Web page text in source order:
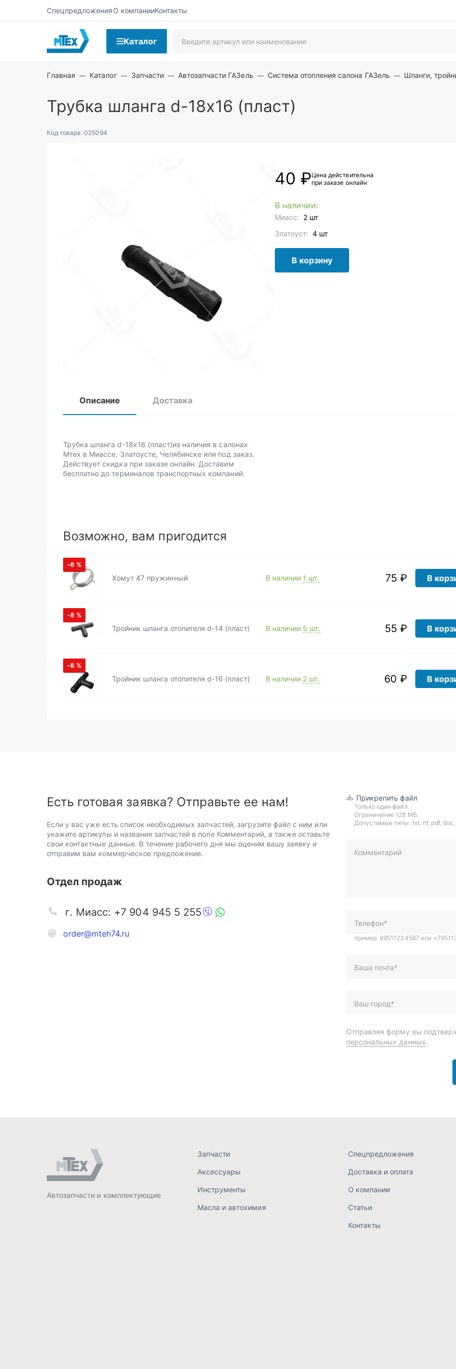
СпецпредложенияО компанииКонтакты
Каталог
Главная Каталог Запчасти Автозапчасти ГАЗель Система отопления салона ГАЗель Шланги,
Трубка шланга d-18х16 (пласт)
Код товара: 025094
40 ₽Цена действительна
при заказе онлайн
В наличии:
Миасс: 2 шт
Златоуст: 4 шт
В корзину
Описание Доставка
Трубка шланга d-18х16 (пласт)из наличия в салонах
Мтех в Миассе, Златоусте, Челябинске или под заказ.
Действует скидка при заказе онлайн. Доставим
бесплатно до терминалов транспортных компаний.
Возможно, вам пригодится
-6 %
Хомут 47 пружинный В наличии 1 шт. 75 ₽ В
-8 %
Тройник шланга отопителя d-14 (пласт) В наличии 5 шт. 55 ₽ В
-8 %
Тройник шланга отопителя d-16 (пласт) В наличии 2 шт. 60 ₽ В
Есть готовая заявка? Отправьте ее нам!
Если у вас уже есть список необходимых запчастей, загрузите файл с ним или
укажите артикулы и названия запчастей в поле Комментарий, а также оставьте
свои контактные данные. В течение рабочего дня мы оценим вашу заявку и
отправим вам коммерческое предложение.
Отдел продаж
order@mteh74.ru
г. Миасс: +7 904 945 5 255
Прикрепить файл
Только один файл.
Ограничение 128 МБ.
Допустимые типы: txt, rtf, pdf,
Комментарий
пример: 89511234567 или
Доставка и оплата